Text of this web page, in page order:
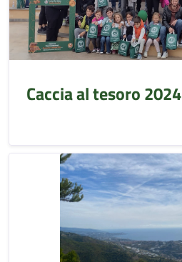
Caccia al tesoro 2024